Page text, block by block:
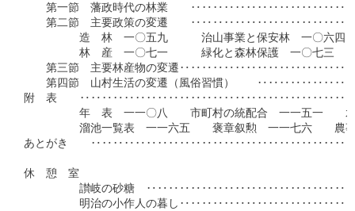
第一節　藩政時代の林業　　
第二節　主要政策の変遷　　
造　林　一〇五九　　　治山事業と保安林　一〇六四　　
林　産　一〇七一　　　緑化と森林保護　一〇七三　　
第三節　主要林産物の変遷
第四節　山村生活の変遷（風俗習慣）　　
附　表　　
年　表　一一〇八　　市町村の統配合　一一五一　　水の
溜池一覧表　一一六五　　褒章叙勲　一一七六　　農事功
あとがき　　
休　憩　室
讃岐の砂糖　‥‥‥‥‥‥‥‥‥‥‥‥‥‥‥‥‥‥‥‥‥‥‥　
明治の小作人の暮し‥‥‥‥‥‥‥‥‥‥‥‥‥‥‥‥‥‥‥‥